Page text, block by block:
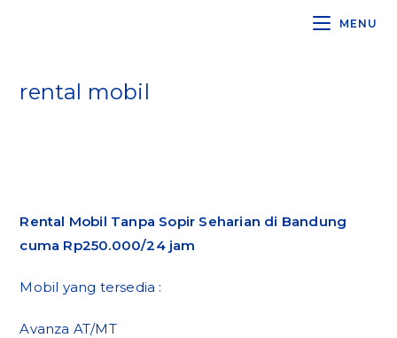
MENU
rental mobil
Rental Mobil Tanpa Sopir Seharian di Bandung
cuma Rp250.000/24 jam
Mobil yang tersedia :
Avanza AT/MT